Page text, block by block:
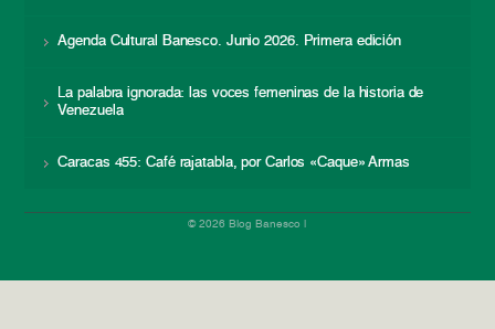
Agenda Cultural Banesco. Junio 2026. Primera edición
La palabra ignorada: las voces femeninas de la historia de
Venezuela
Caracas 455: Café rajatabla, por Carlos «Caque» Armas
© 2026 Blog Banesco |